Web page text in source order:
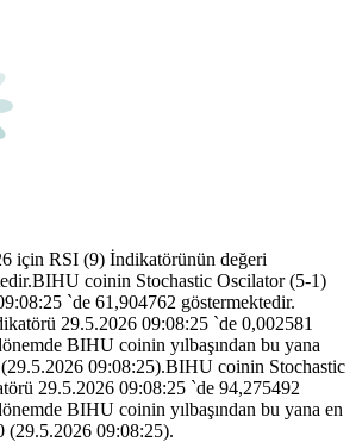
için RSI (9) İndikatörünün değeri
coinin Stochastic Oscilator (5-1)
`de 61,904762 göstermektedir.
29.5.2026 09:08:25 `de 0,002581
BIHU coinin yılbaşından bu yana
09:08:25).BIHU coinin Stochastic
29.5.2026 09:08:25 `de 94,275492
BIHU coinin yılbaşından bu yana en
(29.5.2026 09:08:25).